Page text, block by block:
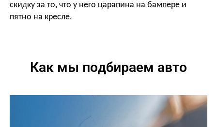
скидку за то, что у него царапина на бампере и
пятно на кресле.
Как мы подбираем авто